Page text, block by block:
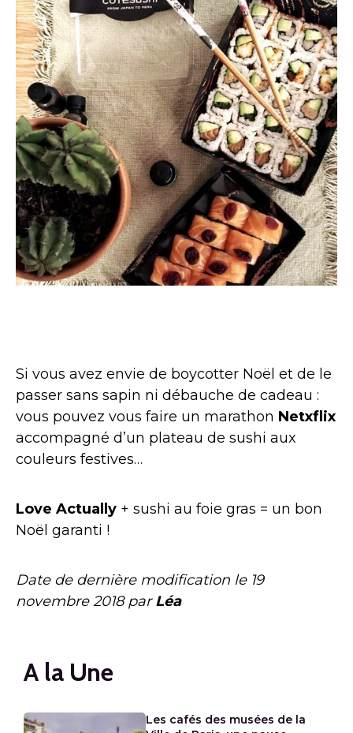
Si vous avez envie de boycotter Noël et de le
passer sans sapin ni débauche de cadeau :
vous pouvez vous faire un marathon Netxflix
accompagné d’un plateau de sushi aux
couleurs festives…
Love Actually + sushi au foie gras = un bon
Noël garanti !
Date de dernière modification le 19
novembre 2018parLéa
A la Une
Les cafés des musées de la